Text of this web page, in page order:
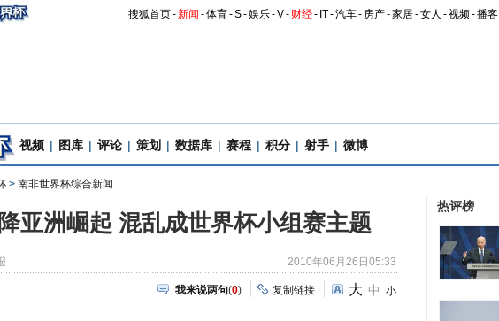
搜狐首页-新闻 -体育-S-娱乐-V- 财经- IT-汽车- 房产-家居-女人 -视频-播客
视频 | 图库 | 评论 | 策划 | 数据库 | 赛程 | 积分 | 射手 | 微博
> 南非世界杯综合新闻
亚洲崛起 混乱成世界杯小组赛主题
2010年06月26日05:33
我来说两句(0) 复制链接 大 中 小
热评榜